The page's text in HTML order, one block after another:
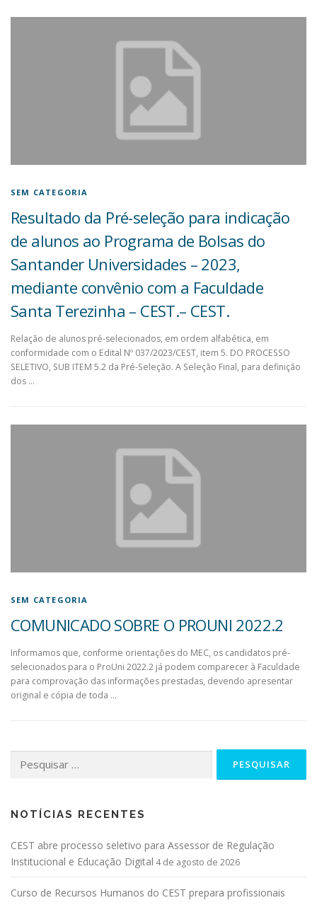
SEM CATEGORIA
Resultado da Pré-seleção para indicação
de alunos ao Programa de Bolsas do
Santander Universidades – 2023,
mediante convênio com a Faculdade
Santa Terezinha – CEST.– CEST.
Relação de alunos pré-selecionados, em ordem alfabética, em
conformidade com o Edital Nº 037/2023/CEST, item 5. DO PROCESSO
SELETIVO, SUB ITEM 5.2 da Pré-Seleção. A Seleção Final, para definição
dos …
SEM CATEGORIA
COMUNICADO SOBRE O PROUNI 2022.2
Informamos que, conforme orientações do MEC, os candidatos pré-
selecionados para o ProUni 2022.2 já podem comparecer à Faculdade
para comprovação das informações prestadas, devendo apresentar
original e cópia de toda …
NOTÍCIAS RECENTES
CEST abre processo seletivo para Assessor de Regulação
Institucional e Educação Digital 4 de agosto de 2026
Curso de Recursos Humanos do CEST prepara profissionais